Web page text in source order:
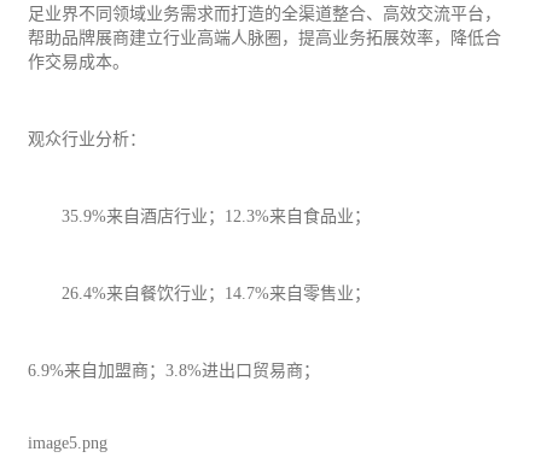
足业界不同领域业务需求而打造的全渠道整合、高效交流平台，
帮助品牌展商建立行业高端人脉圈，提高业务拓展效率，降低合
作交易成本。
观众行业分析：
35.9%来自酒店行业；12.3%来自食品业；
26.4%来自餐饮行业；14.7%来自零售业；
6.9%来自 加盟商；3.8%进出口贸易商；
image5.png